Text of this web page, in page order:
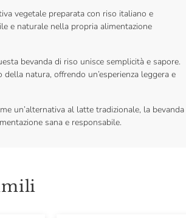
vegetale preparata con riso italiano e
e naturale nella propria alimentazione
bevanda di riso unisce semplicità e sapore.
natura, offrendo un’esperienza leggera e
un’alternativa al latte tradizionale, la bevanda
sana e responsabile.